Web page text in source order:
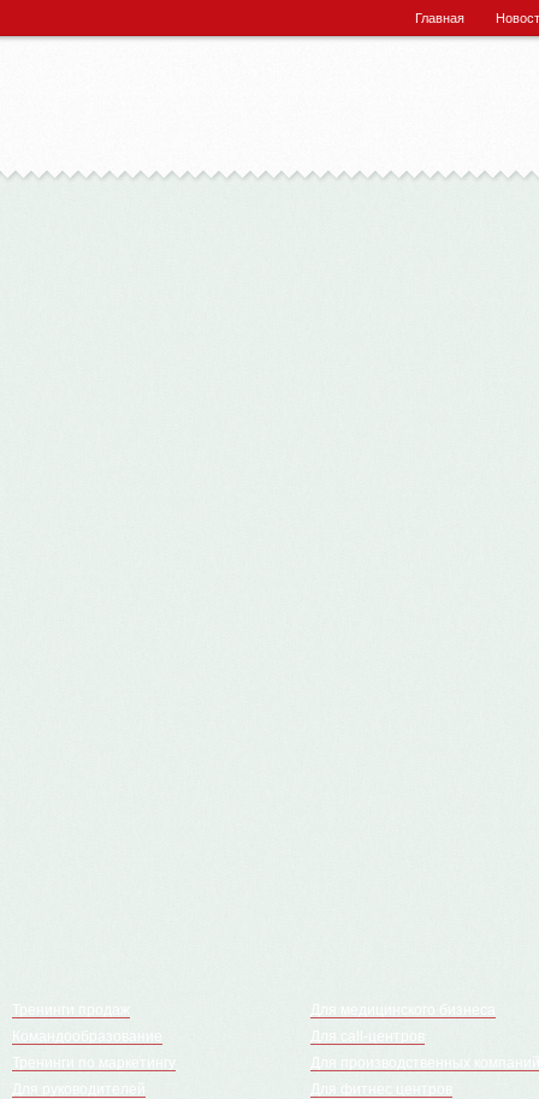
Главная
Тренинги продаж
Командообразование
Тренинги по маркетингу
Для руководителей
Для медицинского бизнеса
Для call-центров
Для производственных компаний
Для фитнес центров